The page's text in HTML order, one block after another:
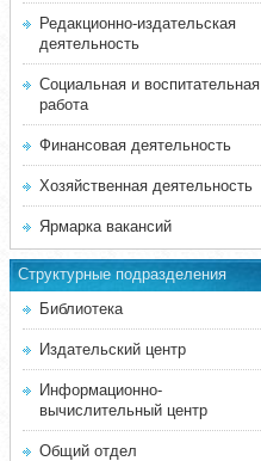
Редакционно-издательская
деятельность
Социальная и воспитательная
работа
Финансовая деятельность
Хозяйственная деятельность
Ярмарка вакансий
Структурные подразделения
Библиотека
Издательский центр
Информационно-
вычислительный центр
Общий отдел